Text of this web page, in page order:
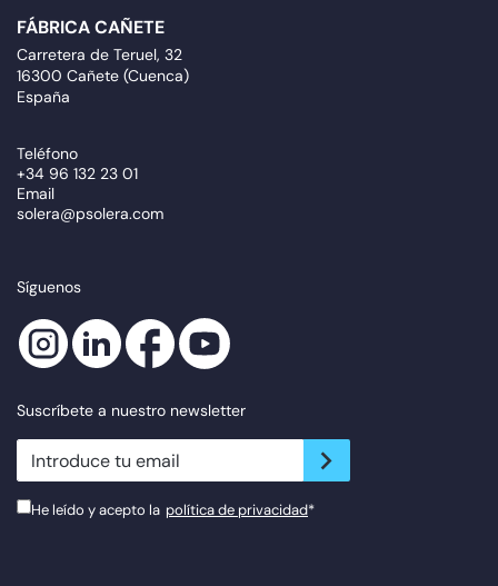
FÁBRICA CAÑETE
Carretera de Teruel, 32
16300 Cañete (Cuenca)
España
Teléfono
+34 96 132 23 01
Email
solera@psolera.com
Síguenos
Suscríbete a nuestro newsletter
newsletter.suscribe
He leído y acepto la política de privacidad*